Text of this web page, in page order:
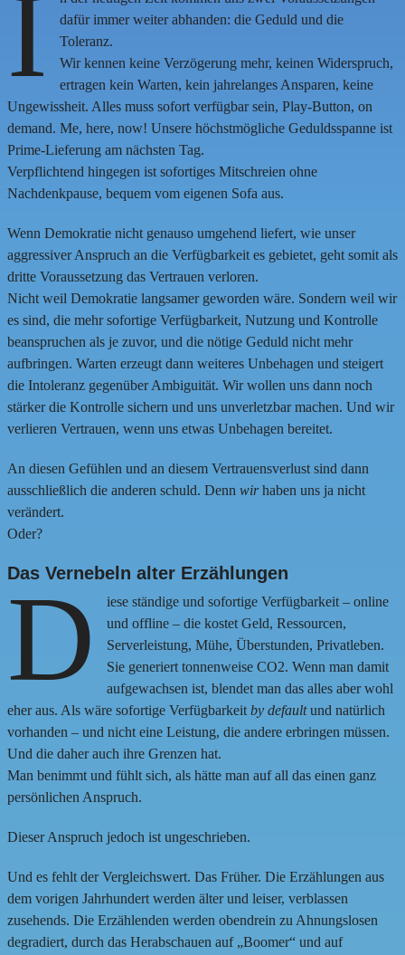
I
dafür immer weiter abhanden: die Geduld und die
Toleranz.
Wir kennen keine Verzögerung mehr, keinen Widerspruch,
ertragen kein Warten, kein jahrelanges Ansparen, keine
Ungewissheit. Alles muss sofort verfügbar sein, Play-Button, on
demand. Me, here, now! Unsere höchstmögliche Geduldsspanne ist
Prime-Lieferung am nächsten Tag.
Verpflichtend hingegen ist sofortiges Mitschreien ohne
Nachdenkpause, bequem vom eigenen Sofa aus.
Wenn Demokratie nicht genauso umgehend liefert, wie unser
aggressiver Anspruch an die Verfügbarkeit es gebietet, geht somit als
dritte Voraussetzung das Vertrauen verloren.
Nicht weil Demokratie langsamer geworden wäre. Sondern weil wir
es sind, die mehr sofortige Verfügbarkeit, Nutzung und Kontrolle
beanspruchen als je zuvor, und die nötige Geduld nicht mehr
aufbringen. Warten erzeugt dann weiteres Unbehagen und steigert
die Intoleranz gegenüber Ambiguität. Wir wollen uns dann noch
stärker die Kontrolle sichern und uns unverletzbar machen. Und wir
verlieren Vertrauen, wenn uns etwas Unbehagen bereitet.
An diesen Gefühlen und an diesem Vertrauensverlust sind dann
ausschließlich die anderen schuld. Denn wirhaben uns ja nicht
verändert.
Oder?
Das Vernebeln alter Erzählungen
D
iese ständige und sofortige Verfügbarkeit – online
und offline – die kostet Geld, Ressourcen,
Serverleistung, Mühe, Überstunden, Privatleben.
Sie generiert tonnenweise CO2. Wenn man damit
aufgewachsen ist, blendet man das alles aber wohl
eher aus. Als wäre sofortige Verfügbarkeitby defaultund natürlich
vorhanden – und nicht eine Leistung, die andere erbringen müssen.
Und die daher auch ihre Grenzen hat.
Man benimmt und fühlt sich, als hätte man auf all das einen ganz
persönlichen Anspruch.
Dieser Anspruch jedoch ist ungeschrieben.
Und es fehlt der Vergleichswert. Das Früher. Die Erzählungen aus
dem vorigen Jahrhundert werden älter und leiser, verblassen
zusehends. Die Erzählenden werden obendrein zu Ahnungslosen
degradiert, durch das Herabschauen auf „Boomer“ und auf